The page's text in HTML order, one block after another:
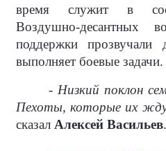
время служит в
Воздушно-десантных
поддержки прозвучали
выполняет боевые задачи.
- Низкий поклон
Пехоты, которые их
сказал Алексей Васильев.